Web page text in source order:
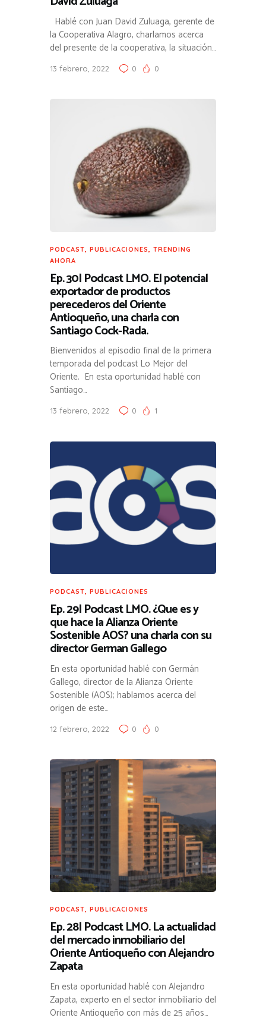
Hablé con Juan David Zuluaga, gerente de
la Cooperativa Alagro, charlamos acerca
del presente de la cooperativa, la situación…
13 febrero, 2022 0 0
PODCAST PUBLICACIONES
TRENDING
AHORA
Ep. 30| Podcast LMO. El potencial
exportador de productos
perecederos del Oriente
Antioqueño, una charla con
Santiago Cock-Rada.
Bienvenidos al episodio final de la primera
temporada del podcast Lo Mejor del
Oriente. En esta oportunidad hablé con
Santiago…
13 febrero, 2022 0 1
PODCAST, PUBLICACIONES
Ep. 29| Podcast LMO. ¿Que es y
que hace la Alianza Oriente
Sostenible AOS? una charla con su
director German Gallego
En esta oportunidad hablé con Germán
Gallego, director de la Alianza Oriente
Sostenible (AOS); hablamos acerca del
origen de este…
12 febrero, 2022 0 0
PODCAST, PUBLICACIONES
Ep. 28| Podcast LMO. La actualidad
del mercado inmobiliario del
Oriente Antioqueño con Alejandro
Zapata
En esta oportunidad hablé con Alejandro
Zapata, experto en el sector inmobiliario del
Oriente Antioqueño con más de 25 años…